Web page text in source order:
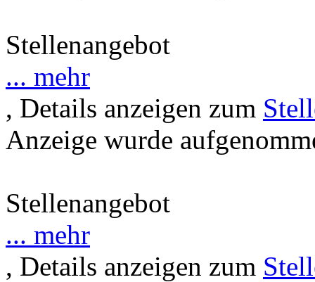
Stellenangebot
... mehr
, Details anzeigen zum
Anzeige wurde
Stellenangebot
... mehr
, Details anzeigen zum